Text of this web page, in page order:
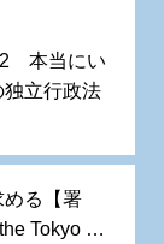
本当にい
立行政法
める【署
Tokyo …